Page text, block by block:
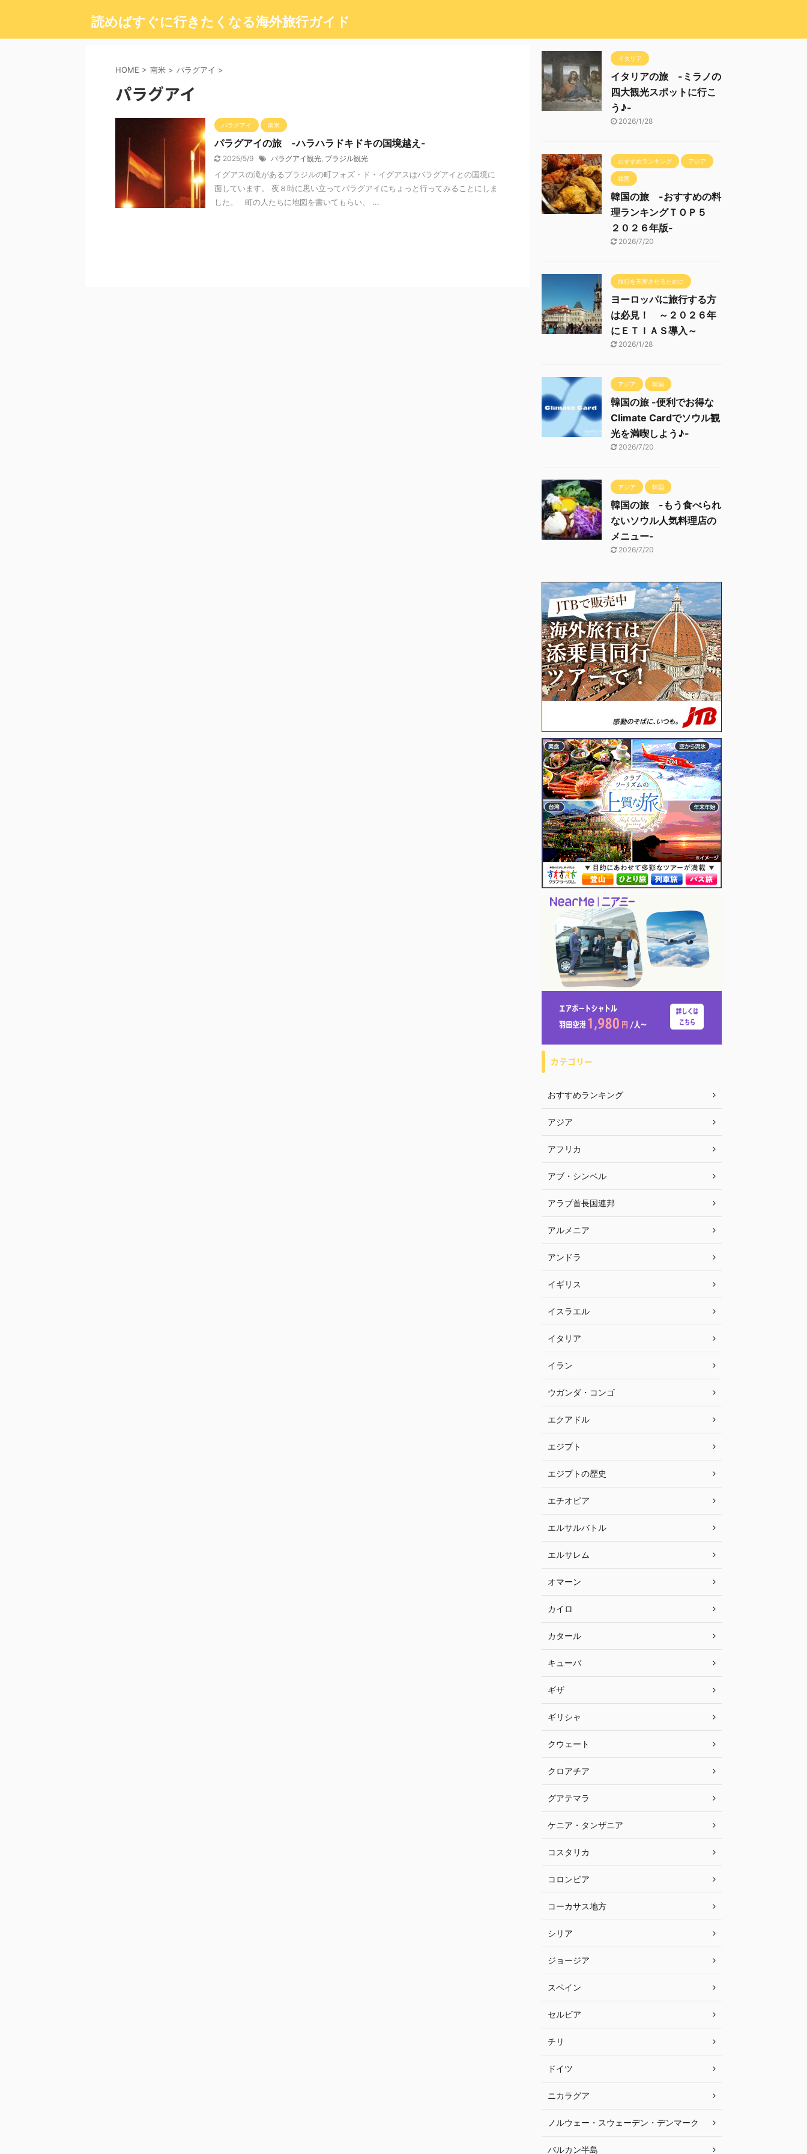
読めばすぐに行きたくなる海外旅行ガイド
HOME > 南米 > パラグアイ >
パラグアイ
パラグアイ 南米
パラグアイの旅 -ハラハラドキドキの国境越え-
2025/5/9 パラグアイ観光, ブラジル観光
イグアスの滝があるブラジルの町フォズ・ド・イグアスはパラグアイとの国境に
面しています。 夜８時に思い立ってパラグアイにちょっと行ってみることにしま
した。 町の人たちに地図を書いてもらい、 ...
イタリア
イタリアの旅 -ミラノの
四大観光スポットに行こ
う♪-
2026/1/28
おすすめランキング アジア
韓国
韓国の旅 -おすすめの料
理ランキングＴＯＰ５
２０２６年版-
2026/7/20
旅行を充実させるために
ヨーロッパに旅行する方
は必見！ ～２０２６年
にＥＴＩＡＳ導入～
2026/1/28
アジア 韓国
韓国の旅 -便利でお得な
Climate Cardでソウル観
光を満喫しよう♪-
2026/7/20
アジア 韓国
韓国の旅 -もう食べられ
ないソウル人気料理店の
メニュー-
2026/7/20
カテゴリー
おすすめランキング
アジア
アフリカ
アブ・シンベル
アラブ首長国連邦
アルメニア
アンドラ
イギリス
イスラエル
イタリア
イラン
ウガンダ・コンゴ
エクアドル
エジプト
エジプトの歴史
エチオピア
エルサルバトル
エルサレム
オマーン
カイロ
カタール
キューバ
ギザ
ギリシャ
クウェート
クロアチア
グアテマラ
ケニア・タンザニア
コスタリカ
コロンビア
コーカサス地方
シリア
ジョージア
スペイン
セルビア
チリ
ドイツ
ニカラグア
ノルウェー・スウェーデン・デンマーク
バルカン半島